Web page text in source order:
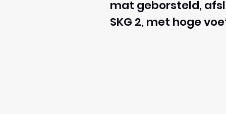
mat geborsteld,
SKG 2, met hoge